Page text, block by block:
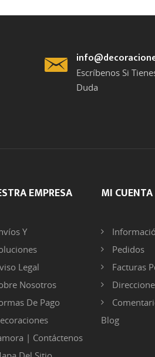
Escríbenos Si
Duda
EMPRESA
Y
Legal
Nosotros
De Pago
| Contáctenos
MI CUENTA
Pedidos
Facturas
Blog